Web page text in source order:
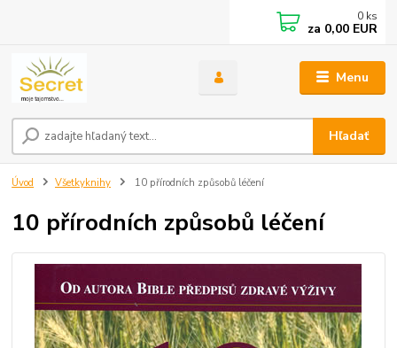
Menu
Hľadať
0 ks
za 0,00 EUR
Úvod Všetkyknihy 10 přírodních způsobů léčení
10 přírodních způsobů léčení